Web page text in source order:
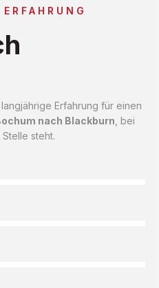
Erfahrung für einen
nach Blackburn , bei
steht.